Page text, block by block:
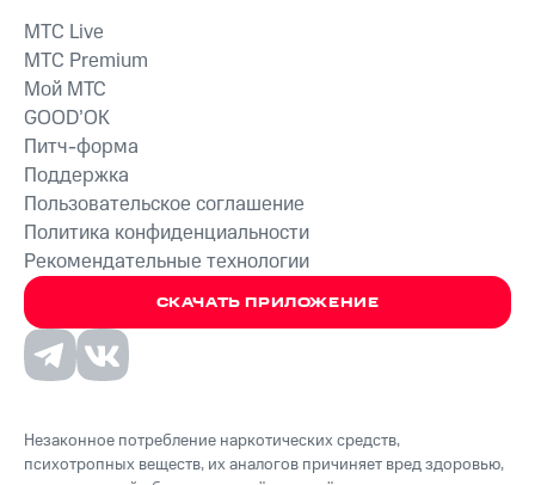
СКАЧАТЬ ПРИЛОЖЕНИЕ
MTС Live
MTС Premium
Мой МТС
GOOD’OK
Питч-форма
Поддержка
Пользовательское соглашение
Политика конфиденциальности
Рекомендательные технологии
Незаконное потребление наркотических средств,
психотропных веществ, их аналогов причиняет вред здоровью,